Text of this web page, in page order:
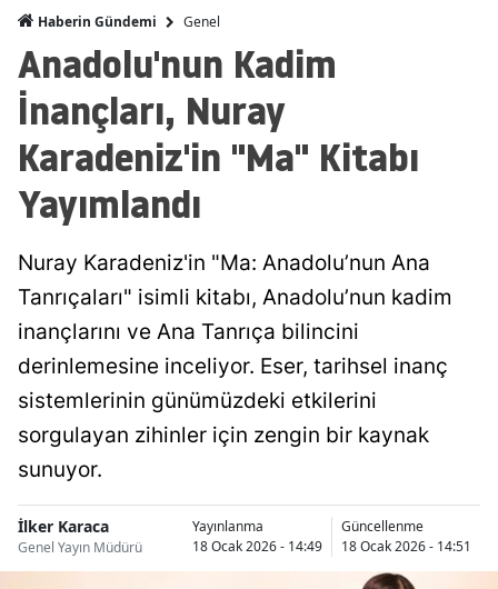
Haberin Gündemi Genel
Anadolu'nun Kadim
İnançları, Nuray
Karadeniz'in "Ma" Kitabı
Yayımlandı
Nuray Karadeniz'in "Ma: Anadolu’nun Ana
Tanrıçaları" isimli kitabı, Anadolu’nun kadim
inançlarını ve Ana Tanrıça bilincini
derinlemesine inceliyor. Eser, tarihsel inanç
sistemlerinin günümüzdeki etkilerini
sorgulayan zihinler için zengin bir kaynak
sunuyor.
İlker Karaca
Genel Yayın Müdürü
Yayınlanma
18 Ocak 2026 - 14:49
Güncellenme
18 Ocak 2026 - 14:51